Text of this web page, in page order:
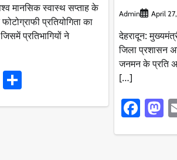
मानसिक स्वास्थ सप्ताह के
प्रतियोगिता का
प्रतिभागियों ने
Share
Admin April
देहरादून:
जिला प्रशासन
जनमन के प्रति
[…]